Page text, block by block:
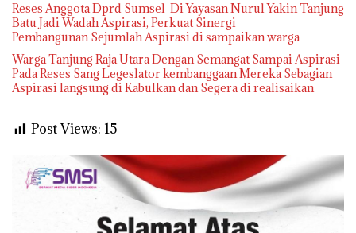
Reses Anggota Dprd Sumsel Di Yayasan Nurul Yakin Tanjung
Batu Jadi Wadah Aspirasi, Perkuat Sinergi
Pembangunan Sejumlah Aspirasi di sampaikan warga
Warga Tanjung Raja Utara Dengan Semangat Sampai Aspirasi
Pada Reses Sang Legeslator kembanggaan Mereka Sebagian
Aspirasi langsung di Kabulkan dan Segera di realisaikan
Post Views: 15